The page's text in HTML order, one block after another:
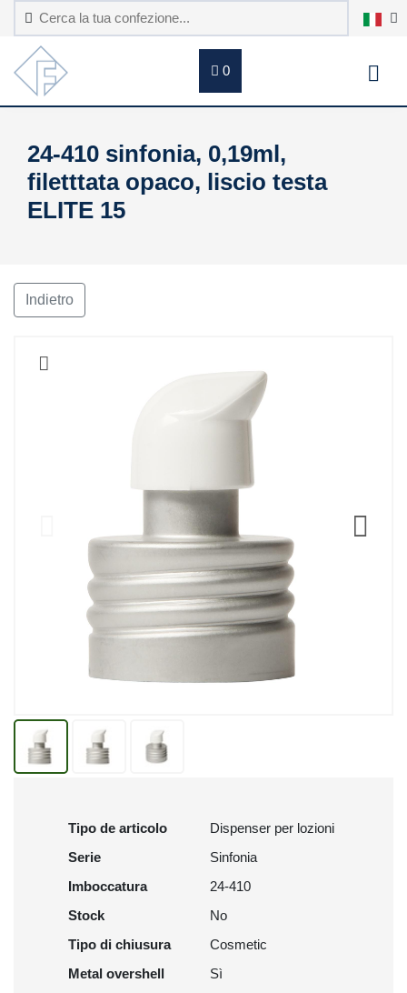
0
24-410 sinfonia, 0,19ml,
filetttata opaco, liscio testa
ELITE 15
Indietro
Tipo de articolo
Dispenser per lozioni
Serie
Sinfonia
Imboccatura
24-410
Stock
No
Tipo di chiusura
Cosmetic
Metal overshell
Sì